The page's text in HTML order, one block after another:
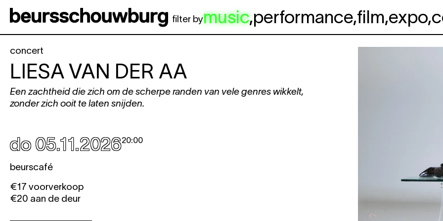
filter bymusic,performance,film,expo,
concert
LIESA VAN DER AA
Een zachtheid die zich om de scherpe randen van vele genres wikkelt,
zonder zich ooit te laten snijden.
do 05.11.202620:00
beurscafé
€17 voorverkoop
€20 aan de deur